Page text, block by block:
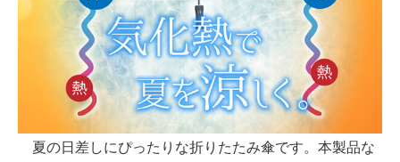
夏の日差しにぴったりな折りたたみ傘です。本製品な